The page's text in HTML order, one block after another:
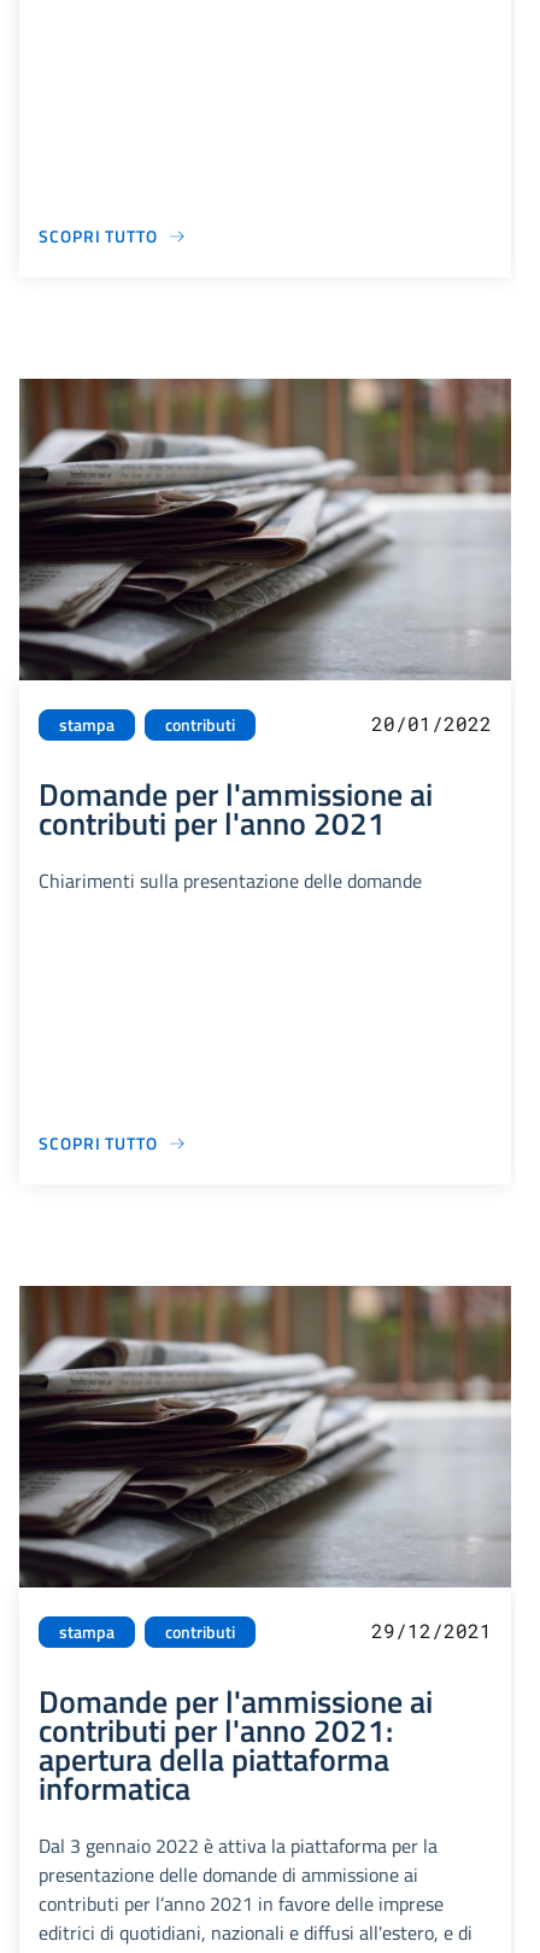
SCOPRI TUTTO
stampa contributi 20/01/2022
Domande per l'ammissione ai
contributi per l'anno 2021
Chiarimenti sulla presentazione delle domande
SCOPRI TUTTO
stampa contributi 29/12/2021
Domande per l'ammissione ai
contributi per l'anno 2021:
apertura della piattaforma
informatica
Dal 3 gennaio 2022 è attiva la piattaforma per la
presentazione delle domande di ammissione ai
contributi per l’anno 2021 in favore delle imprese
editrici di quotidiani, nazionali e diffusi all'estero, e di